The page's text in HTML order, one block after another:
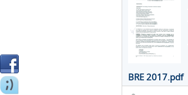
BRE 2017.pdf